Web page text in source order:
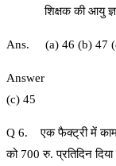
शिक्षक की आयु
Ans. (a) 46 (b) 47
Answer
(c) 45
Q 6. एक फैक्ट्री में काम
को 700 रु. प्रतिदिन दिया